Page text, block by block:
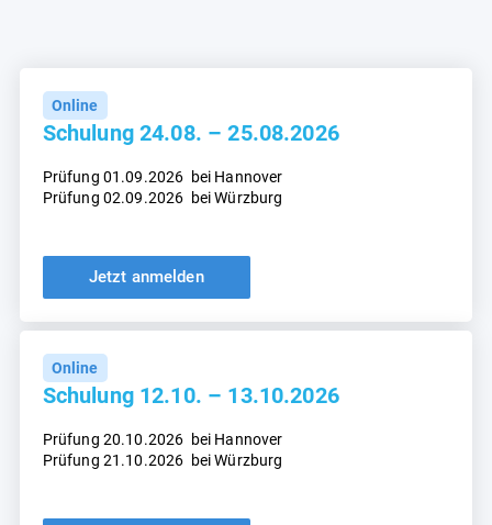
Online
Schulung 24.08. – 25.08.2026
Prüfung 01.09.2026 bei Hannover
Prüfung 02.09.2026 bei Würzburg
Jetzt anmelden
Online
Schulung 12.10. – 13.10.2026
Prüfung 20.10.2026 bei Hannover
Prüfung 21.10.2026 bei Würzburg